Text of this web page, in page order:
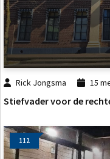
Rick Jongsma 15
Stiefvader voor de
112